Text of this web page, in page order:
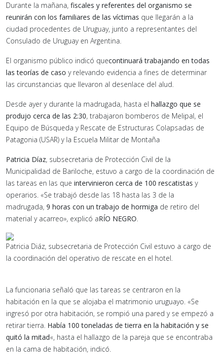
Durante la mañana, fiscales y referentes del organismo se
reunirán con los familiares de las víctimas que llegarán a la
ciudad procedentes de Uruguay, junto a representantes del
Consulado de Uruguay en Argentina.
El organismo público indicó quecontinuará trabajando en todas
las teorías de caso y relevando evidencia a fines de determinar
las circunstancias que llevaron al desenlace del alud.
Desde ayer y durante la madrugada, hasta el hallazgo que se
produjo cerca de las 2:30, trabajaron bomberos de Melipal, el
Equipo de Búsqueda y Rescate de Estructuras Colapsadas de
Patagonia (USAR) y la Escuela Militar de Montaña
Patricia Díaz, subsecretaria de Protección Civil de la
Municipalidad de Bariloche, estuvo a cargo de la coordinación de
las tareas en las que intervinieron cerca de 100 rescatistas y
operarios. «Se trabajó desde las 18 hasta las 3 de la
madrugada, 9 horas con un trabajo de hormiga de retiro del
material y acarreo», explicó aRÍO NEGRO.
Patricia Diáz, subsecretaria de Protección Civil estuvo a cargo de
la coordinación del operativo de rescate en el hotel.
La funcionaria señaló que las tareas se centraron en la
habitación en la que se alojaba el matrimonio uruguayo. «Se
ingresó por otra habitación, se rompió una pared y se empezó a
retirar tierra. Había 100 toneladas de tierra en la habitación y se
quitó la mitad«, hasta el hallazgo de la pareja que se encontraba
en la cama de habitación, indicó.